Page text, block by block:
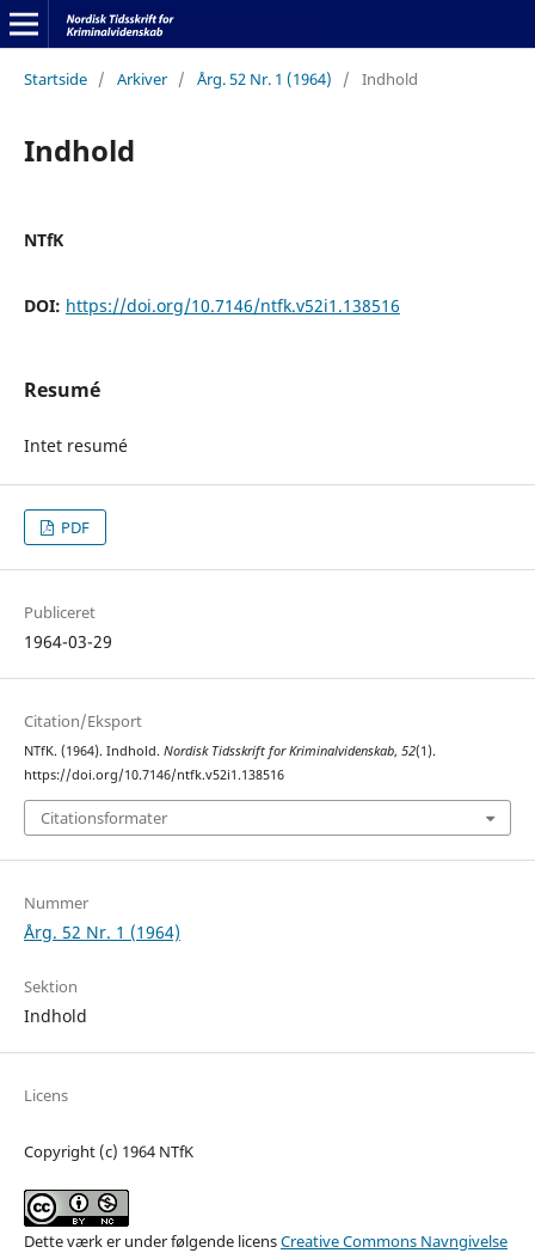
Startside / Arkiver / Årg. 52 Nr. 1 (1964) / Indhold
Indhold
NTfK
DOI: https://doi.org/10.7146/ntfk.v52i1.138516
Resumé
Intet resumé
PDF
Publiceret
1964-03-29
Citation/Eksport
NTfK. (1964). Indhold. Nordisk Tidsskrift for Kriminalvidenskab, 52(1).
https://doi.org/10.7146/ntfk.v52i1.138516
Citationsformater
Nummer
Årg. 52 Nr. 1 (1964)
Sektion
Indhold
Licens
Copyright (c) 1964 NTfK
Dette værk er under følgende licensCreative Commons Navngivelse